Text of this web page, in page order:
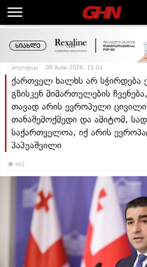
პოლიტიკა 08 მაისი 2026, 11:01
ქართველ ხალხს არ სჭირდება
გზისკენ მიმართულების
თავად არის ევროპული
თანაშემოქმედი და ამიტომ,
საქართველოა, იქ არის
პაპუაშვილი
663